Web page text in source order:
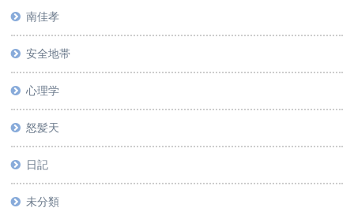
南佳孝
安全地帯
心理学
怒髪天
日記
未分類